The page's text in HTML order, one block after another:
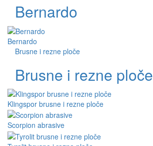
Bernardo
Bernardo
Brusne i rezne ploče
Brusne i rezne ploče
Klingspor brusne i rezne ploče
Scorpion abrasive